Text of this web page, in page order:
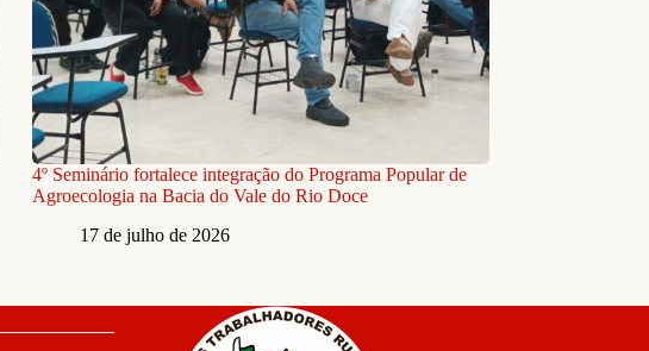
4º Seminário fortalece integração do Programa Popular de
Agroecologia na Bacia do Vale do Rio Doce
17 de julho de 2026